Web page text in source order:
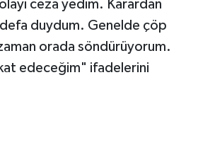
ceza yedim. Karardan
duydum. Genelde çöp
orada söndürüyorum.
edeceğim" ifadelerini